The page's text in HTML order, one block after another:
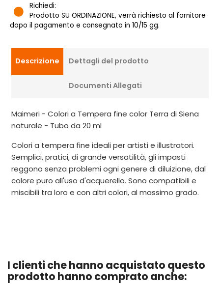
Richiedi:
Prodotto SU ORDINAZIONE, verrà richiesto al fornitore
dopo il pagamento e consegnato in 10/15 gg.
Descrizione Dettagli del prodotto
Documenti Allegati
Maimeri - Colori a Tempera fine color Terra di Siena
naturale - Tubo da 20 ml
Colori a tempera fine ideali per artisti e illustratori.
Semplici, pratici, di grande versatilità, gli impasti
reggono senza problemi ogni genere di diluizione, dal
colore puro all'uso d'acquerello. Sono compatibili e
miscibili tra loro e con altri colori, al massimo grado.
I clienti che hanno acquistato questo
prodotto hanno comprato anche: